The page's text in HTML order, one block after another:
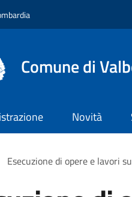
Comune di
Novità
di pane
Esecuzione di opere e lavori